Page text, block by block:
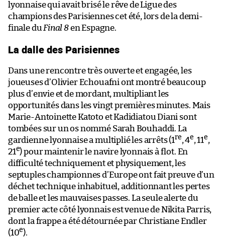
lyonnaise qui avait brisé le rêve de Ligue des
champions des Parisiennes cet été, lors de la demi-
finale du Final 8en Espagne.
La dalle des Parisiennes
Dans une rencontre très ouverte et engagée, les
joueuses d’Olivier Echouafni ont montré beaucoup
plus d’envie et de mordant, multipliant les
opportunités dans les vingt premières minutes. Mais
Marie-Antoinette Katoto et Kadidiatou Diani sont
tombées sur un os nommé Sarah Bouhaddi. La
gardienne lyonnaise a multiplié les arrêts (1re, 4e, 11e,
21e) pour maintenir le navire lyonnais à flot. En
difficulté techniquement et physiquement, les
septuples championnes d’Europe ont fait preuve d’un
déchet technique inhabituel, additionnant les pertes
de balle et les mauvaises passes. La seule alerte du
premier acte côté lyonnais est venue de Nikita Parris,
dont la frappe a été détournée par Christiane Endler
(10e).